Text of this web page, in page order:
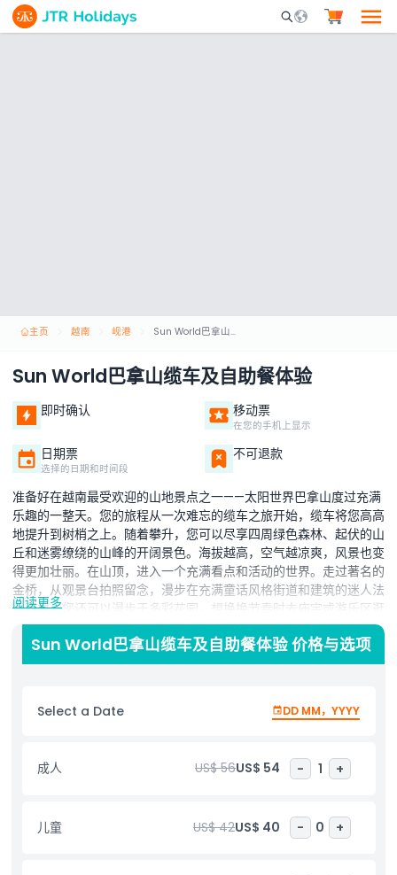
Mobile Search
主页 越南 岘港 Sun World巴拿山缆车及自助餐体验
Sun World巴拿山缆车及自助餐体验
即时确认 移动票
在您的手机上显示
日期票
选择的日期和时间段
不可退款
准备好在越南最受欢迎的山地景点之一——太阳世界巴拿山度过充满
乐趣的一整天。您的旅程从一次难忘的缆车之旅开始，缆车将您高高
地提升到树梢之上。随着攀升，您可以尽享四周绿色森林、起伏的山
丘和迷雾缭绕的山峰的开阔景色。海拔越高，空气越凉爽，风景也变
得更加壮丽。在山顶，进入一个充满看点和活动的世界。走过著名的
金桥，从观景台拍照留念，漫步在充满童话风格街道和建筑的迷人法
兰西村。您还可以漫步于多彩花园，想换换节奏时去庙宇或游乐区逛
逛。到了用餐时间，可在公园内备受喜爱的餐厅享用自助午餐，为您
补充能量。从提供国际美食的四季餐厅到日式风味的小东京，亦或是
充满浓郁风味的巴拉特和太阁，任您选择。午餐后，继续探索，购买
包含项
儿童成人政策
阅读更多
Sun World巴拿山缆车及自助餐体验 价格与选项
Select a Date DD MM，YYYY
成人 US$ 56US$ 54 - 1 +
儿童 US$ 42US$ 40 - 0 +